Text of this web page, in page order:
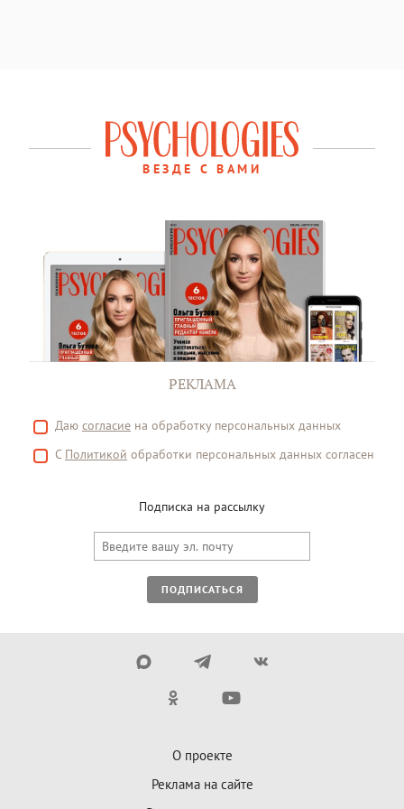
ВЕЗДЕ С ВАМИ
РЕКЛАМА
Даю согласие на обработку персональных данных
С Политикой обработки персональных данных согласен
Подписка на рассылку
ПОДПИСАТЬСЯ
О проекте
Реклама на сайте